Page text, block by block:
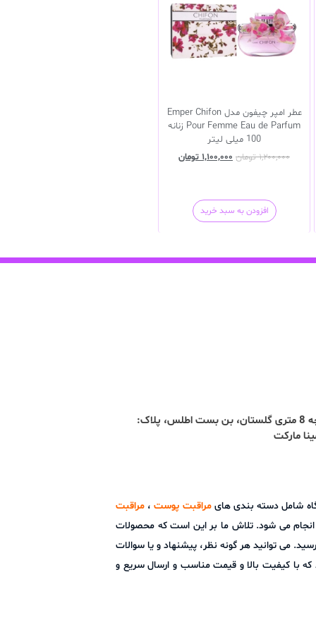
عطر امپر چیفون مدل Emper Chifon
Pour Femme Eau de Parfum زنانه
100 میلی لیتر
۱,۲۰۰,۰۰۰ تومان ۱,۱۰۰,۰۰۰ تومان
افزودن به سبد خرید
آدرس : تبریز، ائل گلی، کوچه 8 متری گلستان، بن بست اطلس، پلاک:
شامل دسته بندی هایمراقبت پوست، مراقبت
انجام می شود. تلاش ما بر این است که محصولات
می توانید هر گونه نظر، پیشنهاد و یا سوالات
است و امید دارد که با کیفیت بالا و قیمت مناسب و ارسال سریع و